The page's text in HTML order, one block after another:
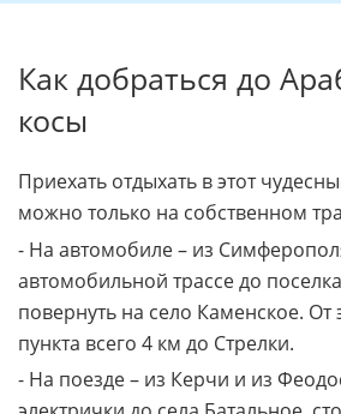
Как добраться до
косы
Приехать отдыхать в этот
можно только на собственном
- На автомобиле – из
автомобильной трассе до
повернуть на село Каменское. От
пункта всего 4 км до Стрелки.
- На поезде – из Керчи и из